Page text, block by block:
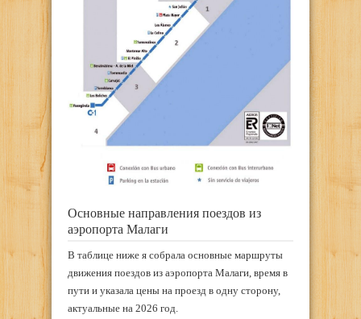
Основные направления поездов из
аэропорта Малаги
В таблице ниже я собрала основные маршруты
движения поездов из аэропорта Малаги, время в
пути и указала цены на проезд в одну сторону,
актуальные на 2026 год.